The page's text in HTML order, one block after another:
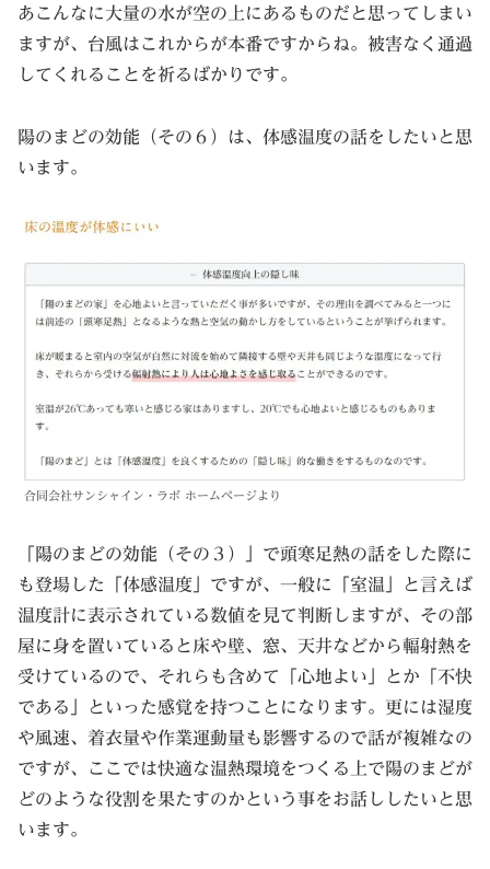
あこんなに大量の水が空の上にあるものだと思ってしまい
ますが、台風はこれからが本番ですからね。被害なく通過
してくれることを祈るばかりです。
陽のまどの効能（その６）は、体感温度の話をしたいと思
います。
合同会社サンシャイン・ラボ ホームページより
「陽のまどの効能（その３）」で頭寒足熱の話をした際に
も登場した「体感温度」ですが、一般に「室温」と言えば
温度計に表示されている数値を見て判断しますが、その部
屋に身を置いていると床や壁、窓、天井などから輻射熱を
受けているので、それらも含めて「心地よい」とか「不快
である」といった感覚を持つことになります。更には湿度
や風速、着衣量や作業運動量も影響するので話が複雑なの
ですが、ここでは快適な温熱環境をつくる上で陽のまどが
どのような役割を果たすのかという事をお話ししたいと思
います。